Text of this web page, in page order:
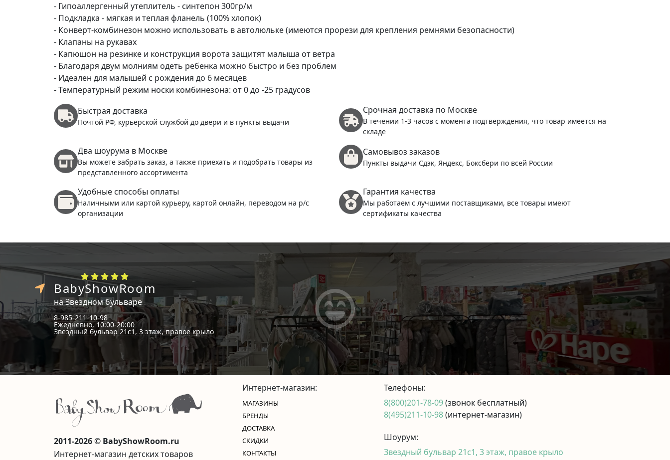
- Гипоаллергенный утеплитель - синтепон 300гр/м
- Подкладка - мягкая и теплая фланель (100% хлопок)
- Конверт-комбинезон можно использовать в автолюльке (имеются прорези для крепления ремнями безопасности)
- Клапаны на рукавах
- Капюшон на резинке и конструкция ворота защитят малыша от ветра
- Благодаря двум молниям одеть ребенка можно быстро и без проблем
- Идеален для малышей с рождения до 6 месяцев
- Температурный режим носки комбинезона: от 0 до -25 градусов
Быстрая доставка
Почтой РФ, курьерской службой до двери и в пункты выдачи
Срочная доставка по Москве
В течении 1-3 часов с момента подтверждения, что товар имеется на
складе
Два шоурума в Москве
Вы можете забрать заказ, а также приехать и подобрать товары из
представленного ассортимента
Самовывоз заказов
Пункты выдачи Сдэк, Яндекс, Боксбери по всей России
Удобные способы оплаты
Наличными или картой курьеру, картой онлайн, переводом на р/с
организации
Гарантия качества
Мы работаем с лучшими поставщиками, все товары имеют
сертификаты качества
BabyShowRoom
на Звездном бульваре
8-985-211-10-98
Ежедневно, 10:00-20:00
Звездный бульвар 21с1, 3 этаж, правое крыло
2011-2026 © BabyShowRoom.ru
Интернет-магазин детских товаров
Интернет-магазин:
МАГАЗИНЫ
БРЕНДЫ
ДОСТАВКА
СКИДКИ
КОНТАКТЫ
Телефоны:
8(800)201-78-09(звонок бесплатный)
8(495)211-10-98(интернет-магазин)
Шоурум:
Звездный бульвар 21с1, 3 этаж, правое крыло